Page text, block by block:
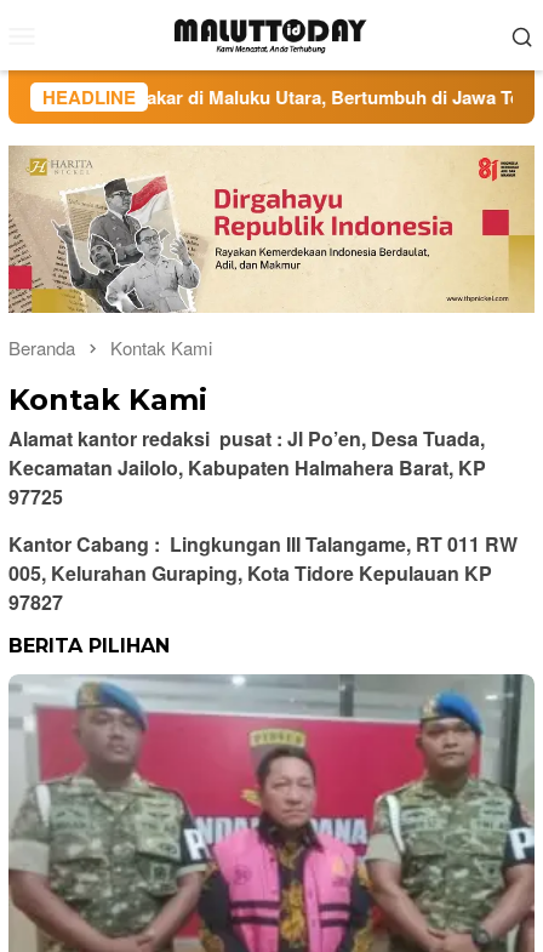
kontenMobile
HEADLINE
FC: Berakar di Maluku Utara, Bertumbuh di Jawa Tengah
Beranda Kontak Kami
Kontak Kami
Alamat kantor redaksi pusat : Jl Po’en, Desa Tuada,
Kecamatan Jailolo, Kabupaten Halmahera Barat, KP
97725
Kantor Cabang : Lingkungan III Talangame, RT 011 RW
005, Kelurahan Guraping, Kota Tidore Kepulauan KP
97827
BERITA PILIHAN